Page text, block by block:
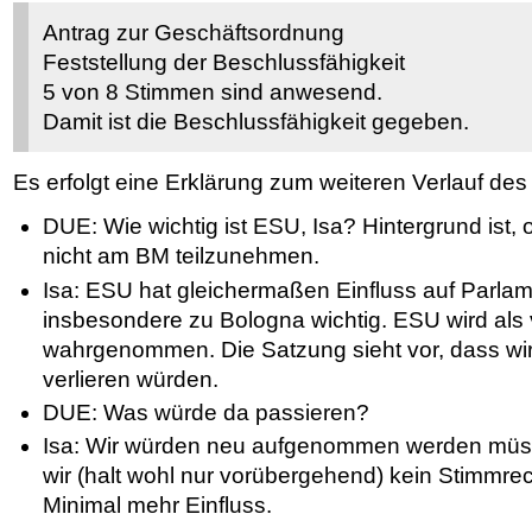
Antrag zur Geschäftsordnung
Feststellung der Beschlussfähigkeit
5 von 8 Stimmen sind anwesend.
Damit ist die Beschlussfähigkeit gegeben.
Es erfolgt eine Erklärung zum weiteren Verlauf
DUE: Wie wichtig ist ESU, Isa? Hintergrund ist,
nicht am BM teilzunehmen.
Isa: ESU hat gleichermaßen Einfluss auf
insbesondere zu Bologna wichtig. ESU wird als
wahrgenommen. Die Satzung sieht vor, dass
verlieren würden.
DUE: Was würde da passieren?
Isa: Wir würden neu aufgenommen werden
wir (halt wohl nur vorübergehend) kein
Minimal mehr Einfluss.